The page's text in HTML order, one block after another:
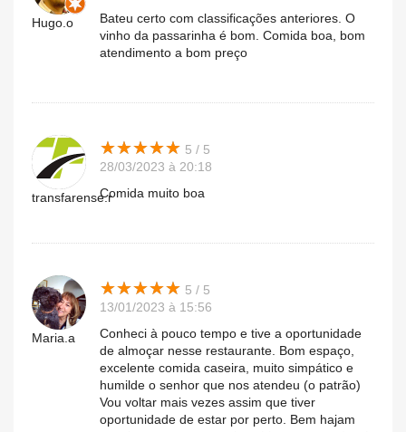
Hugo.o
Bateu certo com classificações anteriores. O
vinho da passarinha é bom. Comida boa, bom
atendimento a bom preço
transfarense.r
★★★★★
★★★★★ 5 / 5
28/03/2023 à 20:18
Comida muito boa
Maria.a
★★★★★
★★★★★ 5 / 5
13/01/2023 à 15:56
Conheci à pouco tempo e tive a oportunidade
de almoçar nesse restaurante. Bom espaço,
excelente comida caseira, muito simpático e
humilde o senhor que nos atendeu (o patrão)
Vou voltar mais vezes assim que tiver
oportunidade de estar por perto. Bem hajam